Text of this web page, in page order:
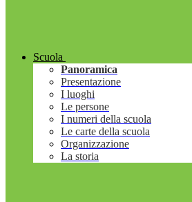
Scuola
Panoramica
Presentazione
I luoghi
Le persone
I numeri della scuola
Le carte della scuola
Organizzazione
La storia